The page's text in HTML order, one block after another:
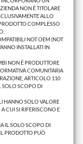
=PARTNER
NON È TITOLARE
ALLO
COMPLESSO
NOT OEM (NOT
INSTALLATI IN
NON È PRODUTTORE
COMUNITARIA
ARTICOLO 110
SOLO SCOPO DI
HANNO SOLO VALORE
CUI SI RIFERISCONO E
IL SOLO SCOPO DI
PRODOTTO PUÒ